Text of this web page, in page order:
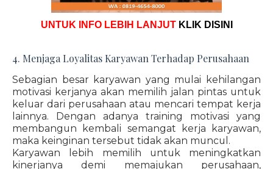
UNTUK INFO LEBIH LANJUT KLIK DISINI
4. Menjaga Loyalitas Karyawan Terhadap Perusahaan
Sebagian besar karyawan yang mulai kehilangan
motivasi kerjanya akan memilih jalan pintas untuk
keluar dari perusahaan atau mencari tempat kerja
lainnya. Dengan adanya training motivasi yang
membangun kembali semangat kerja karyawan,
maka keinginan tersebut tidak akan muncul.
Karyawan lebih memilih untuk meningkatkan
kinerjanya demi memajukan perusahaan,